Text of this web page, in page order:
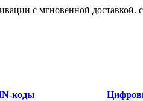
с мгновенной доставкой.
коды